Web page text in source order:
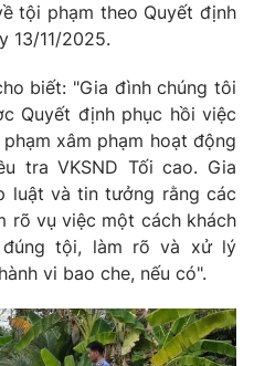
điện tử số 483/GP-BTTTT
Hạnh, Phạm Quốc Thắng,
024.38 355 932
897 897
tội phạm theo Quyết định
13/11/2025.
biết: "Gia đình chúng tôi
Quyết định phục hồi việc
xâm phạm hoạt động
tra VKSND Tối cao. Gia
luật và tin tưởng rằng các
rõ vụ việc một cách khách
tội, làm rõ và xử lý
vi bao che, nếu có".